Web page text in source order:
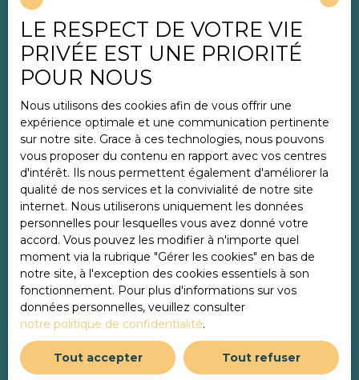
INFORMATIONS
Nos honoraires
Mentions légales
Politique de confidentialité
Plan du site
Gérer les cookies
Propulsé par
+33 3 85 44 23 32
56 Rue Général Giraud
71100 Chalon-sur-Saône
LE RESPECT DE VOTRE VIE
PRIVÉE EST UNE PRIORITÉ
POUR NOUS
Nous utilisons des cookies afin de vous offrir une
expérience optimale et une communication pertinente
sur notre site. Grace à ces technologies, nous pouvons
vous proposer du contenu en rapport avec vos centres
d'intérêt. Ils nous permettent également d'améliorer la
qualité de nos services et la convivialité de notre site
internet. Nous utiliserons uniquement les données
personnelles pour lesquelles vous avez donné votre
accord. Vous pouvez les modifier à n'importe quel
moment via la rubrique ″Gérer les cookies″ en bas de
notre site, à l'exception des cookies essentiels à son
fonctionnement. Pour plus d'informations sur vos
données personnelles, veuillez consulter
notre politique de confidentialité.
Tout accepter Tout refuser